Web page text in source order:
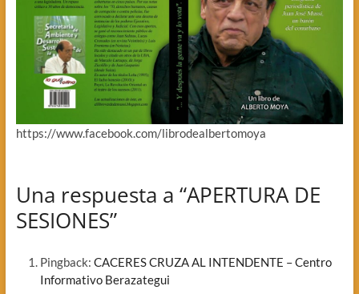
https://www.facebook.com/librodealbertomoya
Una respuesta a “APERTURA DE
SESIONES”
Pingback: CACERES CRUZA AL INTENDENTE – Centro
Informativo Berazategui